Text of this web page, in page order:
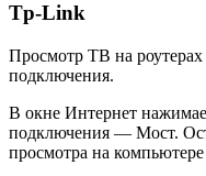
Tp-Link
Просмотр ТВ на роутерах
подключения.
В окне Интернет
подключения — Мост.
просмотра на